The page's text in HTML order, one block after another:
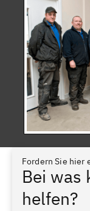
Fordern Sie hier
Bei was
helfen?